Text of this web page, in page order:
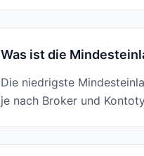
Was ist die
Die niedrigste
je nach Broker und